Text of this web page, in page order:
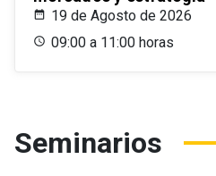
19 de Agosto de 2026
09:00 a 11:00 horas
Seminarios